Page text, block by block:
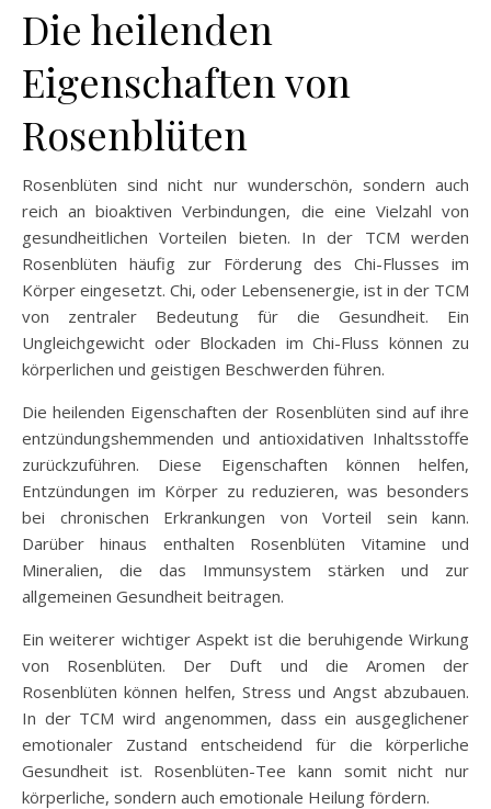
Die heilenden
Eigenschaften von
Rosenblüten
Rosenblüten sind nicht nur wunderschön, sondern auch
reich an bioaktiven Verbindungen, die eine Vielzahl von
gesundheitlichen Vorteilen bieten. In der TCM werden
Rosenblüten häufig zur Förderung des Chi-Flusses im
Körper eingesetzt. Chi, oder Lebensenergie, ist in der TCM
von zentraler Bedeutung für die Gesundheit. Ein
Ungleichgewicht oder Blockaden im Chi-Fluss können zu
körperlichen und geistigen Beschwerden führen.
Die heilenden Eigenschaften der Rosenblüten sind auf ihre
entzündungshemmenden und antioxidativen Inhaltsstoffe
zurückzuführen. Diese Eigenschaften können helfen,
Entzündungen im Körper zu reduzieren, was besonders
bei chronischen Erkrankungen von Vorteil sein kann.
Darüber hinaus enthalten Rosenblüten Vitamine und
Mineralien, die das Immunsystem stärken und zur
allgemeinen Gesundheit beitragen.
Ein weiterer wichtiger Aspekt ist die beruhigende Wirkung
von Rosenblüten. Der Duft und die Aromen der
Rosenblüten können helfen, Stress und Angst abzubauen.
In der TCM wird angenommen, dass ein ausgeglichener
emotionaler Zustand entscheidend für die körperliche
Gesundheit ist. Rosenblüten-Tee kann somit nicht nur
körperliche, sondern auch emotionale Heilung fördern.